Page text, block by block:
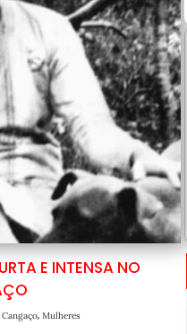
E INTENSA NO
Cangaço, Mulheres